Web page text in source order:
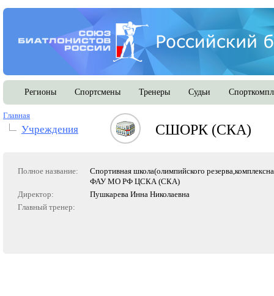
Регионы Спортсмены Тренеры Судьи
Главная
Учреждения СШОРК (СКА)
Полное название:
Спортивная школа(олимпийского
ФАУ МО РФ ЦСКА (СКА)
Директор:
Пушкарева Инна Николаевна
Главный тренер: